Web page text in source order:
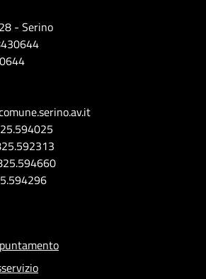
- Serino